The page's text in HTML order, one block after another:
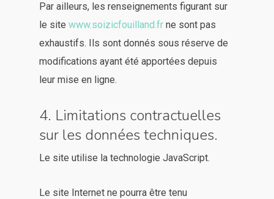
Par ailleurs, les renseignements figurant sur
le site www.soizicfouilland.fr ne sont pas
exhaustifs. Ils sont donnés sous réserve de
modifications ayant été apportées depuis
leur mise en ligne.
4. Limitations contractuelles
sur les données techniques.
Le site utilise la technologie JavaScript.
Le site Internet ne pourra être tenu